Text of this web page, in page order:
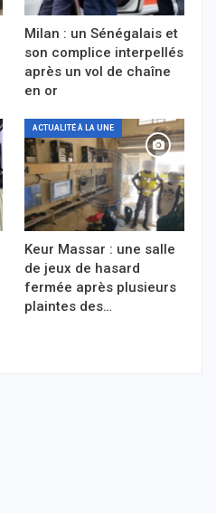
Milan : un Sénégalais et
son complice interpellés
après un vol de chaîne
en or
ACTUALITÉ À LA UNE
Keur Massar : une salle
de jeux de hasard
fermée après plusieurs
plaintes des…